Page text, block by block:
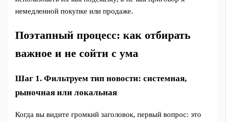
немедленной покупке или продаже.
Поэтапный процесс: как отбирать
важное и не сойти с ума
Шаг 1. Фильтруем тип новости: системная,
рыночная или локальная
Когда вы видите громкий заголовок, первый вопрос: это